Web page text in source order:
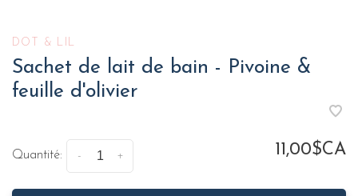
DOT & LIL
Sachet de lait de bain - Pivoine &
feuille d'olivier
Quantité: +
- 11,00$CA